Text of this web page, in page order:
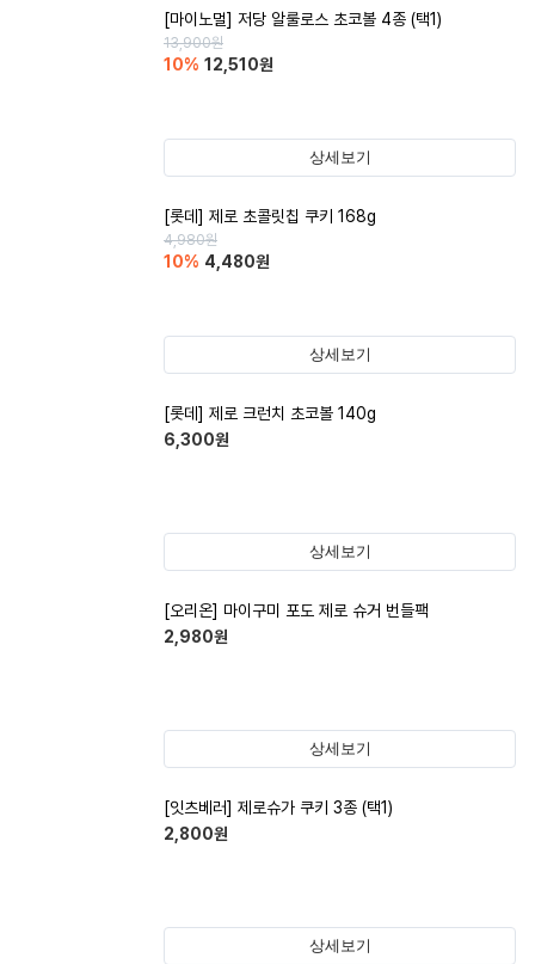
[마이노멀] 저당 알룰로스 초코볼 4종 (택1)
13,900원
10% 12,510원
상세보기
[롯데] 제로 초콜릿칩 쿠키 168g
4,980원
10% 4,480원
상세보기
[롯데] 제로 크런치 초코볼 140g
6,300원
상세보기
[오리온] 마이구미 포도 제로 슈거 번들팩
2,980원
상세보기
[잇츠베러] 제로슈가 쿠키 3종 (택1)
2,800원
상세보기